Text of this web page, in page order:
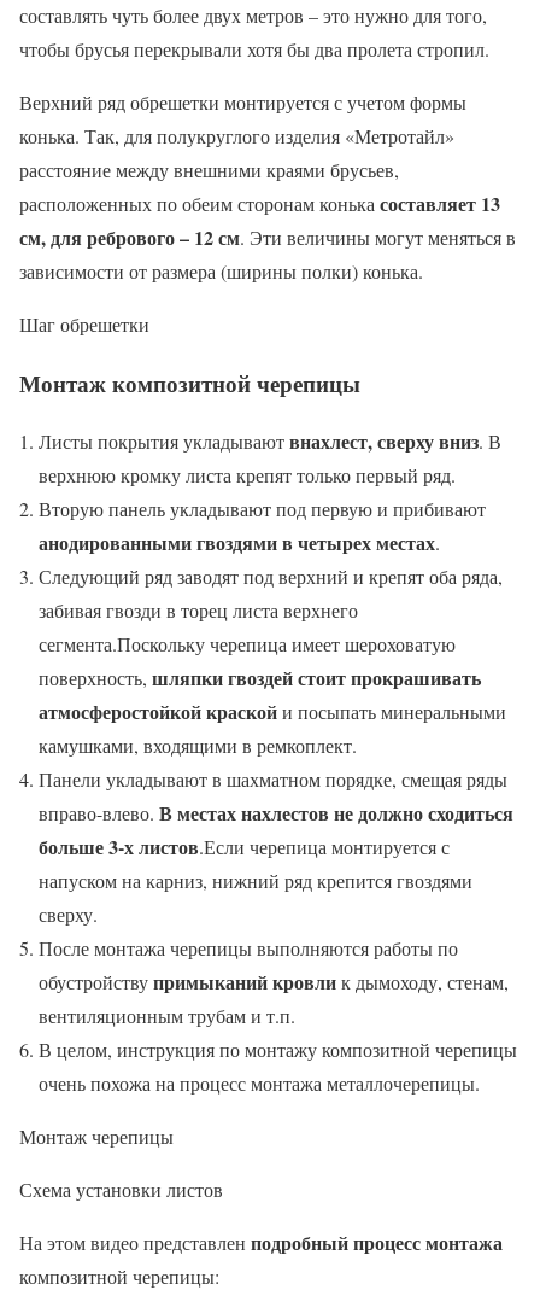
составлять чуть более двух метров – это нужно для того,
чтобы брусья перекрывали хотя бы два пролета стропил.
Верхний ряд обрешетки монтируется с учетом формы
конька. Так, для полукруглого изделия «Метротайл»
расстояние между внешними краями брусьев,
расположенных по обеим сторонам конька составляет 13
см, для ребрового – 12 см. Эти величины могут меняться в
зависимости от размера (ширины полки) конька.
Шаг обрешетки
Монтаж композитной черепицы
Листы покрытия укладываютвнахлест, сверху вниз. В
верхнюю кромку листа крепят только первый ряд.
Вторую панель укладывают под первую и прибивают
анодированными гвоздями в четырех местах.
Следующий ряд заводят под верхний и крепят оба ряда,
забивая гвозди в торец листа верхнего
сегмента.Поскольку черепица имеет шероховатую
поверхность, шляпки гвоздей стоит прокрашивать
атмосферостойкой краскойи посыпать минеральными
камушками, входящими в ремкоплект.
Панели укладывают в шахматном порядке, смещая ряды
вправо-влево. В местах нахлестов не должно сходиться
больше 3-х листов.Если черепица монтируется с
напуском на карниз, нижний ряд крепится гвоздями
сверху.
После монтажа черепицы выполняются работы по
обустройствупримыканий кровлик дымоходу, стенам,
вентиляционным трубам и т.п.
В целом, инструкция по монтажу композитной черепицы
очень похожа на процесс монтажа металлочерепицы.
Монтаж черепицы
Схема установки листов
На этом видео представлен подробный процесс монтажа
композитной черепицы: